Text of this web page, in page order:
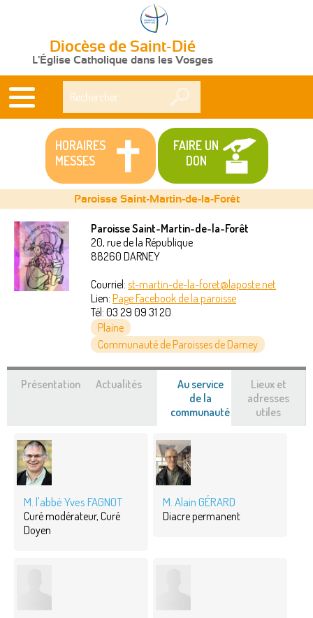
Diocèse de Saint-Dié
L'Église Catholique dans les Vosges
HORAIRES
MESSES
FAIRE UN
DON
Vous
êtes
Paroisse Saint-Martin-de-la-Forêt
Paroisse Saint-Martin-de-la-Forêt
20, rue de la République
88260 DARNEY
Courriel: st-martin-de-la-foret@laposte.net
Lien: Page Facebook de la paroisse
Tél: 03 29 09 31 20
Plaine
Communauté de Paroisses de Darney
Présentation Actualités
Au service
de la
communauté (onglet
Lieux et
adresses
utiles
M. l'abbé Yves FAGNOT
Curé modérateur, Curé
Doyen
M. Alain GÉRARD
Diacre permanent